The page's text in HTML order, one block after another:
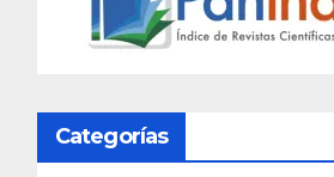
Categorías